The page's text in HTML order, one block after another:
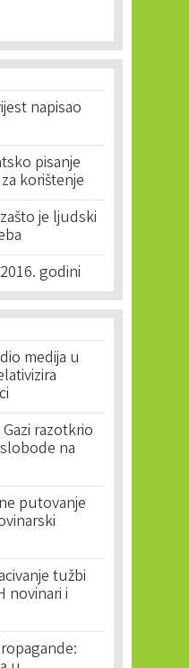
napisao
pisanje
korištenje
je ljudski
godini
medija u
razotkrio
na
putovanje
tužbi
novinari i